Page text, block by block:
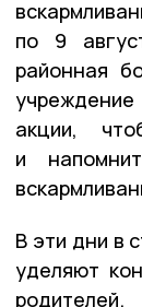
по 9
районная
акции,
и
В эти дни в
уделяют